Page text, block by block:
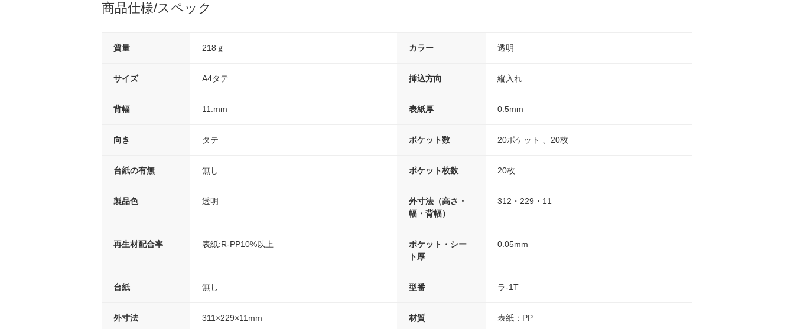
商品仕様/スペック
質量 218ｇ カラー 透明
サイズ A4タテ 挿込方向 縦入れ
背幅 11:mm 表紙厚 0.5mm
向き タテ ポケット数 20ポケット 、20枚
台紙の有無 無し ポケット枚数 20枚
製品色 透明
外寸法（高さ・
幅・背幅）
312・229・11
再生材配合率 表紙:R-PP10%以上
ポケット・シー
ト厚
0.05mm
台紙 無し 型番 ラ-1T
外寸法 311×229×11mm 材質 表紙：PP